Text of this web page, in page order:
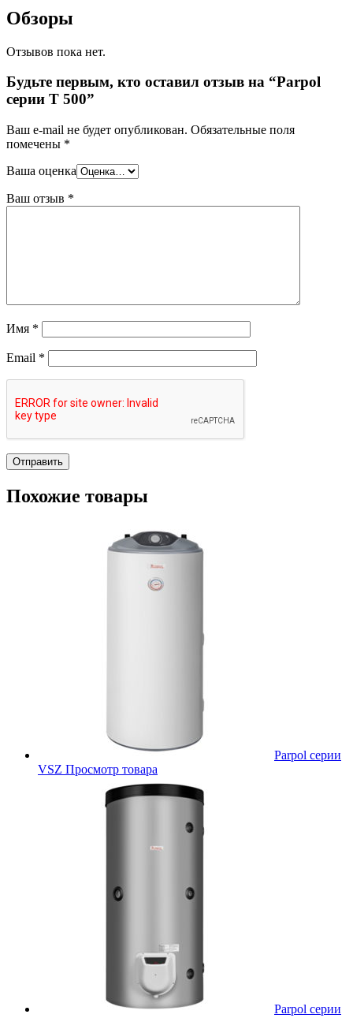
Обзоры
Отзывов пока нет.
Будьте первым, кто оставил отзыв на “Parpol
серии T 500”
Ваш e-mail не будет опубликован. Обязательные поля
помечены *
Ваша оценка
Ваш отзыв *
Имя *
Email *
Похожие товары
Parpol серии
VSZ Просмотр товара
Parpol серии